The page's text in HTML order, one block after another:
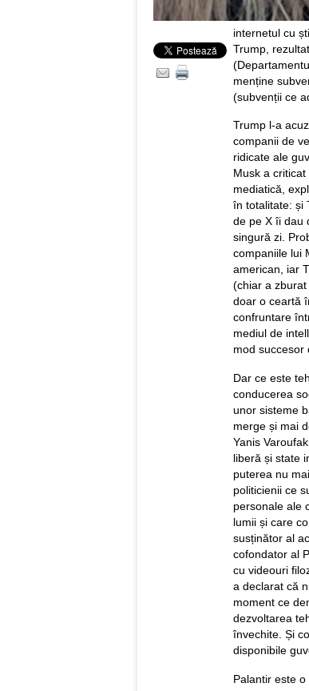
internetul cu
Trump,
menține
(subvenții ce
Trump l-a
companii de
ridicate ale
Musk a
mediatică,
în totalitate: și
de pe X îi dau
singură zi.
companiile lui
american, iar
(chiar a
doar o ceartă
confruntare
mediul de
mod succesor
Dar ce este
conducerea
unor sisteme
merge și mai
Yanis
liberă și state
puterea nu
politicienii ce
personale ale
lumii și care
susținător al
cofondator al
cu videouri
a declarat că
moment ce
dezvoltarea
învechite. Și
disponibile
Palantir este